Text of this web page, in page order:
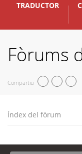
TRADUCTOR
Fòrums
Compartiu
Índex del fòrum